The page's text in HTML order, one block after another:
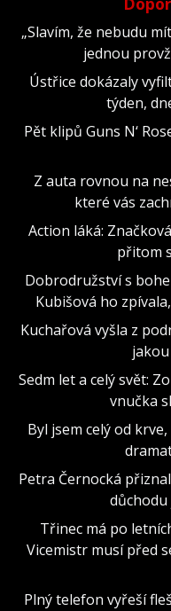
„Slavím, že nebudu
jednou
Ústřice dokázaly
týden,
Pět klipů Guns N‘
Z auta rovnou na
které vás
Action láká:
přitom
Dobrodružství s
Kubišová ho
Kuchařová vyšla z
Sedm let a celý svět:
vnučka
Byl jsem celý od
Petra Černocká
Třinec má po
Vicemistr musí před
Plný telefon vyřeší